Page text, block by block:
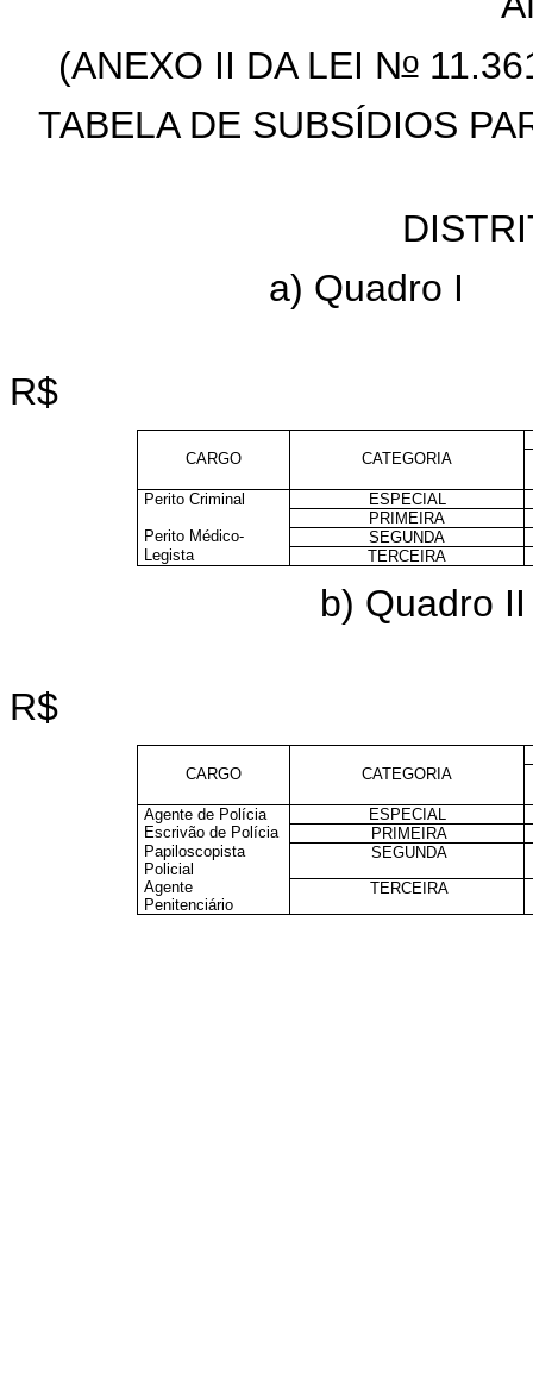
(ANEXO II DA LEI No
TABELA DE SUBSÍDIOS
a) Quadro I
R$
CARGO CATEGORIA
Perito Criminal
ESPECIAL
PRIMEIRA
Perito Médico-
SEGUNDA
Legista
TERCEIRA
b) Quadro II
R$
CARGO CATEGORIA
Agente de Polícia
ESPECIAL
Escrivão de Polícia
PRIMEIRA
Papiloscopista
Policial
SEGUNDA
Agente
Penitenciário
TERCEIRA